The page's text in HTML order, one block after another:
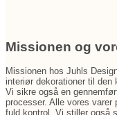
Missionen og
Missionen hos Juhls
interiør dekorationer til den
Vi sikre også en
processer. Alle vores
fuld kontrol. Vi stiller også